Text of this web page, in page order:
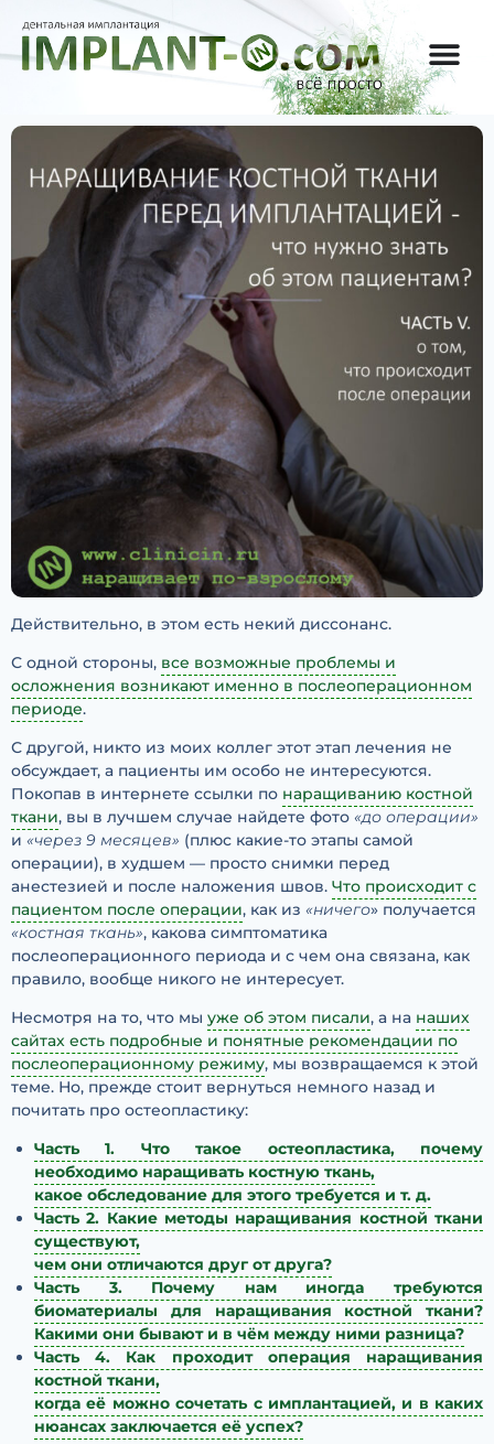
Действительно, в этом есть некий диссонанс.
С одной стороны, все возможные проблемы и
осложнения возникают именно в послеоперационном
периоде.
С другой, никто из моих коллег этот этап лечения не
обсуждает, а пациенты им особо не интересуются.
Покопав в интернете ссылки по наращиванию костной
ткани, вы в лучшем случае найдете фото «до операции»
и «через 9 месяцев» (плюс какие-то этапы самой
операции), в худшем — просто снимки перед
анестезией и после наложения швов. Что происходит с
пациентом после операции, как из «ничего» получается
«костная ткань», какова симптоматика
послеоперационного периода и с чем она связана, как
правило, вообще никого не интересует.
Несмотря на то, что мы уже об этом писали, а на наших
сайтах есть подробные и понятные рекомендации по
послеоперационному режиму, мы возвращаемся к этой
теме. Но, прежде стоит вернуться немного назад и
почитать про остеопластику:
Часть 1. Что такое остеопластика, почему
необходимо наращивать костную ткань,
какое обследование для этого требуется и т. д.
Часть 2. Какие методы наращивания костной ткани
существуют,
чем они отличаются друг от друга?
Часть 3. Почему нам иногда требуются
биоматериалы для наращивания костной ткани?
Какими они бывают и в чём между ними разница?
Часть 4. Как проходит операция наращивания
костной ткани,
когда её можно сочетать с имплантацией, и в каких
нюансах заключается её успех?